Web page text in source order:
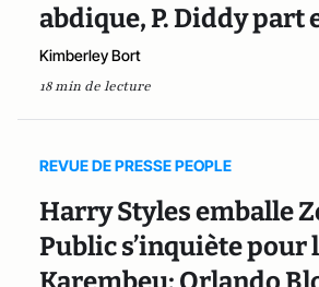
abdique, P. Diddy part
Kimberley Bort
18 min de lecture
REVUE DE PRESSE PEOPLE
Harry Styles emballe
Public s’inquiète pour